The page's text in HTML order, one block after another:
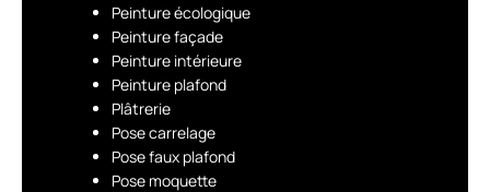
Peinture écologique
Peinture façade
Peinture intérieure
Peinture plafond
Plâtrerie
Pose carrelage
Pose faux plafond
Pose moquette